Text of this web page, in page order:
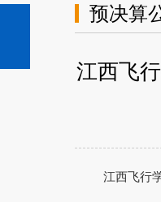
预决算
江西飞
江西飞行